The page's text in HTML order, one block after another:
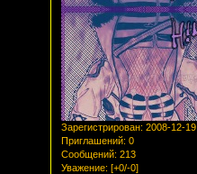
Зарегистрирован: 2008-12-19
Приглашений: 0
Сообщений: 213
Уважение: [+0/-0]